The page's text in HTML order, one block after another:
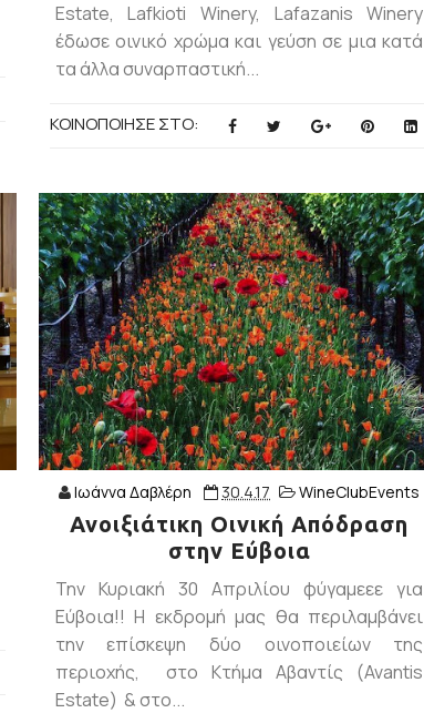
Estate, Lafkioti Winery, Lafazanis Winery
έδωσε οινικό χρώμα και γεύση σε μια κατά
τα άλλα συναρπαστική...
ΚΟΙΝΟΠΟΙΗΣΕ ΣΤΟ:
Ιωάννα Δαβλέρη 30.4.17 WineClubEvents
Ανοιξιάτικη Οινική Απόδραση
στην Εύβοια
Την Κυριακή 30 Απριλίου φύγαμεεε για
Εύβοια!! Η εκδρομή μας θα περιλαμβάνει
την επίσκεψη δύο οινοποιείων της
περιοχής, στο Κτήμα Αβαντίς (Avantis
Estate) & στο...